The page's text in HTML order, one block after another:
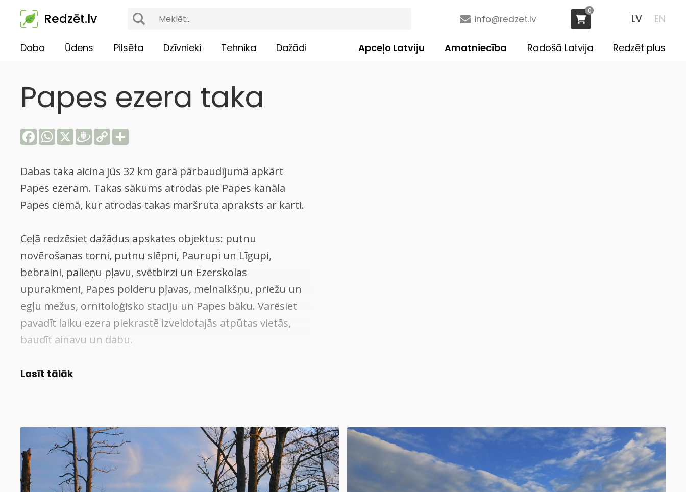
Redzēt.lv LV EN
info@redzet.lv
0
Daba Ūdens Pilsēta Dzīvnieki Tehnika Dažādi Redzēt plus
Radošā Latvija
Amatniecība
Apceļo Latviju
Papes ezera taka
FacebookWhatsApp
X Draugiem
Copy
Link
Dabas taka aicina jūs 32 km garā pārbaudījumā apkārt
Papes ezeram. Takas sākums atrodas pie Papes kanāla
Papes ciemā, kur atrodas takas maršruta apraksts ar karti.
Ceļā redzēsiet dažādus apskates objektus: putnu
novērošanas torni, putnu slēpni, Paurupi un Līgupi,
bebraini, palieņu pļavu, svētbirzi un Ezerskolas
upurakmeni, Papes polderu pļavas, melnalkšņu, priežu un
egļu mežus, ornitoloģisko staciju un Papes bāku. Varēsiet
pavadīt laiku ezera piekrastē izveidotajās atpūtas vietās,
baudīt ainavu un dabu.
Dabas taku vislabāk iziet kājām vai izmantojot kalnu
www.pdf-pape.lv
Taka ved apkārt Papes ezeram. Pats ezers ir aizaugošs
lagūnas tipa ezers ar sāļūdens veģetāciju. Ļoti sekls, tā
Lasīt tālāk